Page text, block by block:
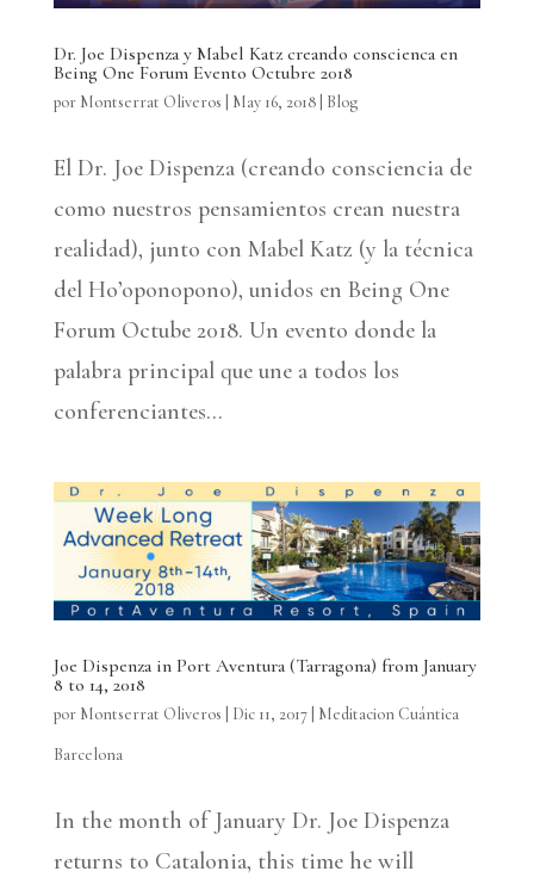
Dr. Joe Dispenza y Mabel Katz creando conscienca en
Being One Forum Evento Octubre 2018
por Montserrat Oliveros May 16, 2018| Blog
El Dr. Joe Dispenza (creando consciencia de
como nuestros pensamientos crean nuestra
realidad), junto con Mabel Katz (y la técnica
del Ho’oponopono), unidos en Being One
Forum Octube 2018. Un evento donde la
palabra principal que une a todos los
conferenciantes...
Joe Dispenza in Port Aventura (Tarragona) from January
8 to 14, 2018
por Montserrat Oliveros Dic 11, 2017| Meditacion Cuántica
Barcelona
In the month of January Dr. Joe Dispenza
returns to Catalonia, this time he will